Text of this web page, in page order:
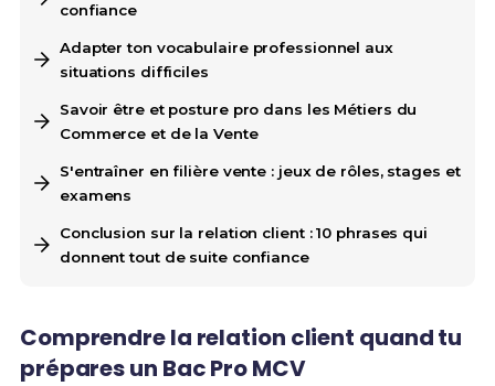
confiance
Adapter ton vocabulaire professionnel aux
situations difficiles
Savoir être et posture pro dans les Métiers du
Commerce et de la Vente
S'entraîner en filière vente : jeux de rôles, stages et
examens
Conclusion sur la relation client : 10 phrases qui
donnent tout de suite confiance
Comprendre la relation client quand tu
prépares un Bac Pro MCV